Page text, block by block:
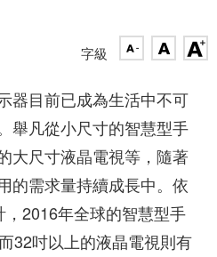
字級
器目前已成為生活中不可
舉凡從小尺寸的智慧型手
大尺寸液晶電視等，隨著
的需求量持續成長中。依
2016年全球的智慧型手
32吋以上的液晶電視則有